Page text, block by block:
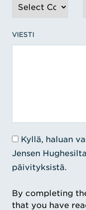
VIESTI
Kyllä, haluan
Jensen
päivityksistä.
By completing
that you have